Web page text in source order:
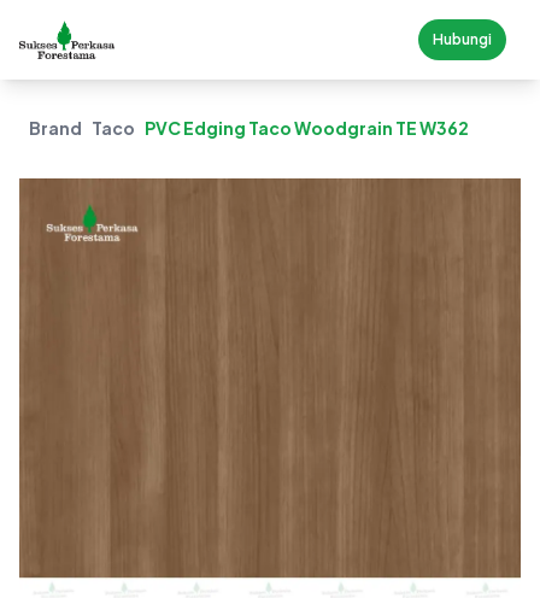
Hubungi
Brand Taco PVC Edging Taco Woodgrain TE W362